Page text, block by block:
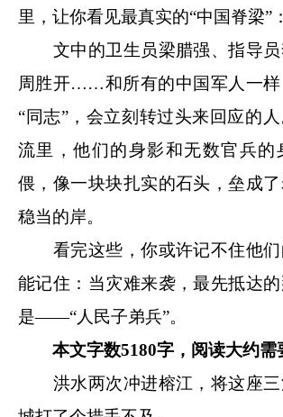
里，让你看见最真实的“中国脊梁”：
文中的卫生员梁腊强、指导员
周胜开……和所有的中国军人一样
“同志”，会立刻转过头来回应的
流里，他们的身影和无数官兵的
偎，像一块块扎实的石头，垒成
稳当的岸。
看完这些，你或许记不住他们
能记住：当灾难来袭，最先抵达
是——“人民子弟兵”。
本文字数5180字，阅读大约需
洪水两次冲进榕江，将这座三